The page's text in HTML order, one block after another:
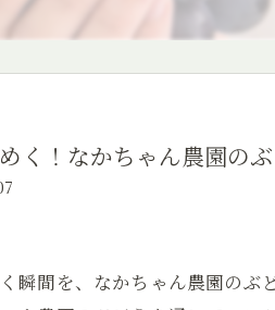
く！なかちゃん農園の
瞬間を、なかちゃん農園のぶ